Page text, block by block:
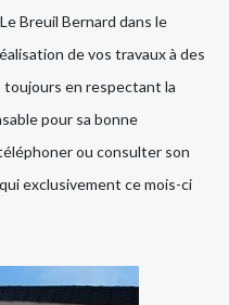
Breuil Bernard dans le
de vos travaux à des
en respectant la
pour sa bonne
ou consulter son
exclusivement ce mois-ci